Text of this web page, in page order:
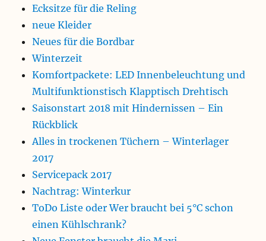
Ecksitze für die Reling
neue Kleider
Neues für die Bordbar
Winterzeit
Komfortpackete: LED Innenbeleuchtung und
Multifunktionstisch Klapptisch Drehtisch
Saisonstart 2018 mit Hindernissen – Ein
Rückblick
Alles in trockenen Tüchern – Winterlager
2017
Servicepack 2017
Nachtrag: Winterkur
ToDo Liste oder Wer braucht bei 5°C schon
einen Kühlschrank?